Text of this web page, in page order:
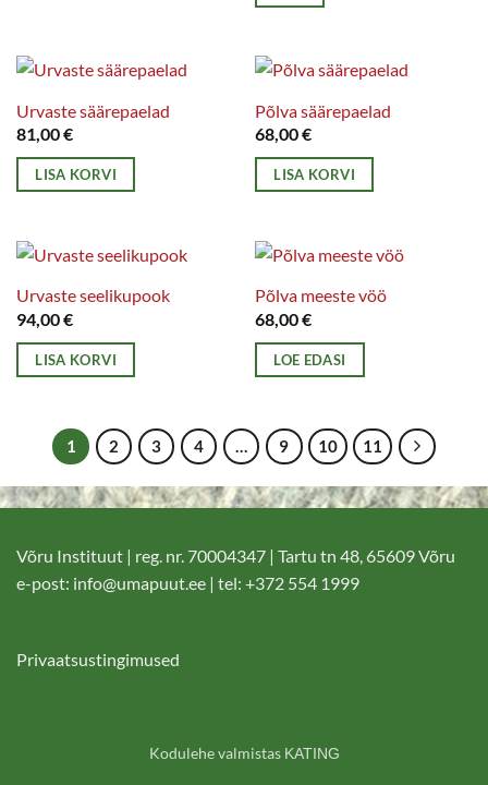
on
mitu
varianti.
Valikuid
saab
tootelehel.
Urvaste säärepaelad
81,00€
LISA KORVI
Põlva säärepaelad
68,00€
LISA KORVI
Urvaste seelikupook
94,00€
LISA KORVI
Põlva meeste vöö
68,00€
LOE EDASI
1 2 3 4 … 9 10 11
Võru Instituut | reg. nr. 70004347 | Tartu tn 48, 65609 Võru
e-post: info@umapuut.ee | tel: +372 554 1999
Privaatsustingimused
Kodulehe valmistas KATING